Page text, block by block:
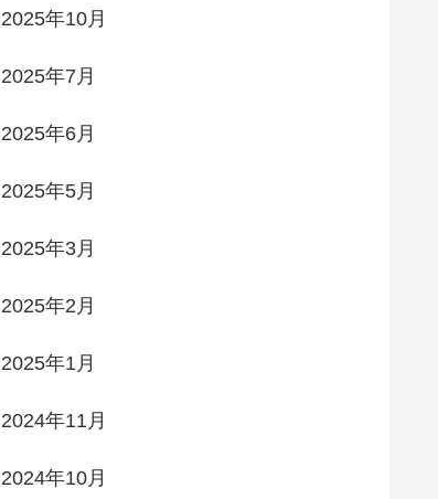
2025年10月
2025年7月
2025年6月
2025年5月
2025年3月
2025年2月
2025年1月
2024年11月
2024年10月